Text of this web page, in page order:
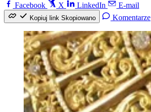
Facebook
X LinkedIn E-mail
Kopiuj link Skopiowano Komentarze